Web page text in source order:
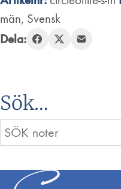
of
Life
mängd
män, Svensk
Dela:
Sök…